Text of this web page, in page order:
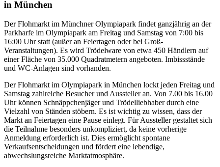
in München
Der Flohmarkt im Münchner Olympiapark findet ganzjährig an der
Parkharfe im Olympiapark am Freitag und Samstag von 7:00 bis
16:00 Uhr statt (außer an Feiertagen oder bei Groß-
Veranstaltungen). Es wird Trödelware von etwa 450 Händlern auf
einer Fläche von 35.000 Quadratmetern angeboten. Imbissstände
und WC-Anlagen sind vorhanden.
Der Flohmarkt im Olympiapark in München lockt jeden Freitag und
Samstag zahlreiche Besucher und Aussteller an. Von 7.00 bis 16.00
Uhr können Schnäppchenjäger und Trödelliebhaber durch eine
Vielzahl von Ständen stöbern. Es ist wichtig zu wissen, dass der
Markt an Feiertagen eine Pause einlegt. Für Aussteller gestaltet sich
die Teilnahme besonders unkompliziert, da keine vorherige
Anmeldung erforderlich ist. Dies ermöglicht spontane
Verkaufsentscheidungen und fördert eine lebendige,
abwechslungsreiche Marktatmosphäre.